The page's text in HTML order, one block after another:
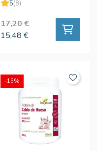
5(8)
17,20 €
15,48 €
-15%